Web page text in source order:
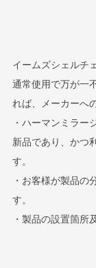
イームズシェルチ
通常使用で万が一
れば、メーカーへ
・ハーマンミラー
新品であり、かつ
す。
・お客様が製品の
す。
・製品の設置箇所